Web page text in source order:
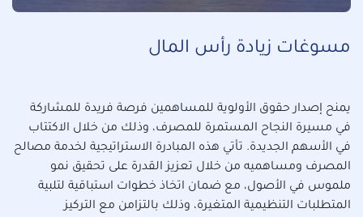
مسوغات زيادة رأس المال
يمنح إصدار حقوق الأولوية للمساهمين فرصة فريدة للمشاركة
في مسيرة النجاح المستمرة للمصرف، وذلك من خلال الاكتتاب
في الأسهم الجديدة. تأتي هذه المبادرة الاستراتيجية لخدمة مصالح
المصرف ومساهميه من خلال تعزيز القدرة على تحقيق نمو
ملموس في الأصول، مع ضمان اتخاذ خطوات استباقية لتلبية
المتطلبات التنظيمية المتغيرة، وذلك بالتزامن مع التركيز